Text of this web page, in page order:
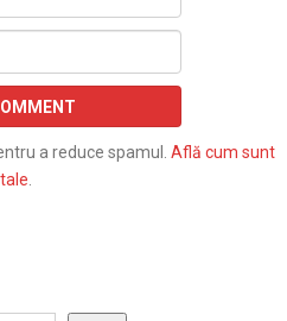
a reduce spamul. Află cum sunt